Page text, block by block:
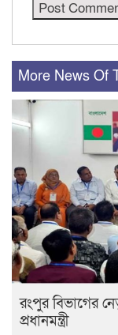
More News Of
রংপুর বিভাগের
প্রধানমন্ত্রী